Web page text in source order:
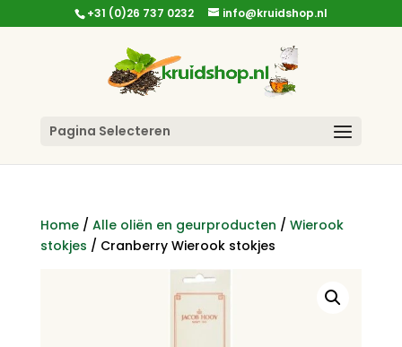
+31 (0)26 737 0232 info@kruidshop.nl
Pagina Selecteren
Home/ Alle oliën en geurproducten / Wierook
stokjes / Cranberry Wierook stokjes